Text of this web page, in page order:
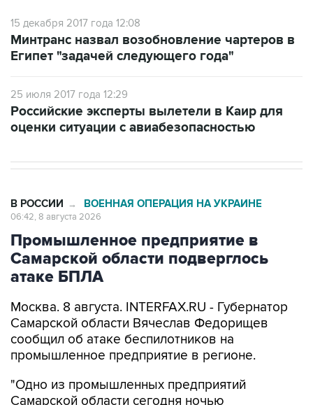
15 декабря 2017 года 12:08
Минтранс назвал возобновление чартеров в
Египет "задачей следующего года"
25 июля 2017 года 12:29
Российские эксперты вылетели в Каир для
оценки ситуации с авиабезопасностью
В РОССИИ → ВОЕННАЯ ОПЕРАЦИЯ НА УКРАИНЕ
06:42, 8 августа 2026
Промышленное предприятие в
Самарской области подверглось
атаке БПЛА
Москва. 8 августа. INTERFAX.RU - Губернатор
Самарской области Вячеслав Федорищев
сообщил об атаке беспилотников на
промышленное предприятие в регионе.
"Одно из промышленных предприятий
Самарской области сегодня ночью